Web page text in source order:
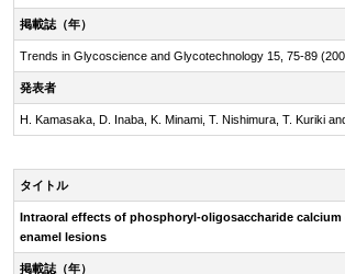
掲載誌（年）
Trends in Glycoscience and Glycotechnology 15, 75-89
発表者
H. Kamasaka, D. Inaba, K. Minami, T. Nishimura, T. Kuriki
タイトル
Intraoral effects of phosphoryl-oligosaccharide calcium
enamel lesions
掲載誌（年）